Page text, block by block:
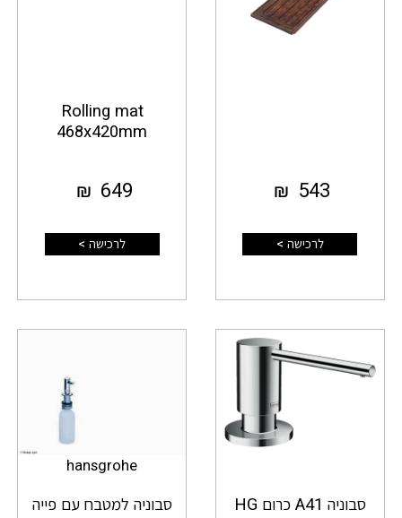
543
₪
לרכישה >
Rolling mat
468x420mm
649
₪
לרכישה >
סבוניה A41 כרום HG
hansgrohe
סבוניה למטבח עם פייה